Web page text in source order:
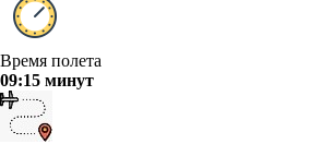
Время полета
09:15 минут